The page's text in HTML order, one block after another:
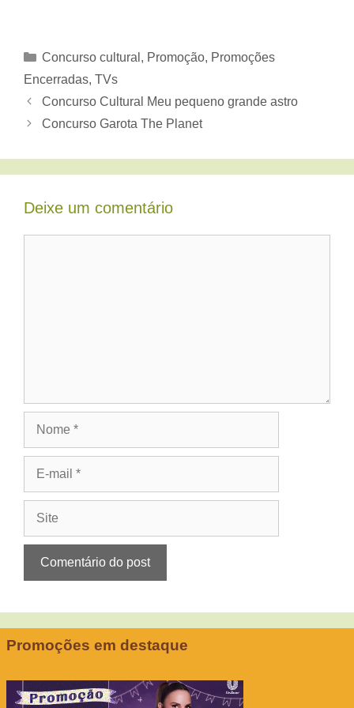
Categorias
Concurso cultural , Promoção, Promoções
Encerradas, TVs
Concurso Cultural Meu pequeno grande astro
Concurso Garota The Planet
Deixe um comentário
Promoções em destaque